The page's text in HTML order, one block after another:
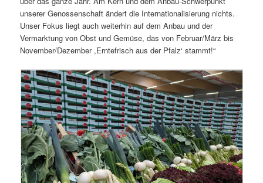
unserer Genossenschaft ändert die Internationalisierung nichts.
Unser Fokus liegt auch weiterhin auf dem Anbau und der
Vermarktung von Obst und Gemüse, das von Februar/März bis
November/Dezember ,Erntefrisch aus der Pfalz‘ stammt!“